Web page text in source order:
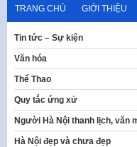
TRANG CHỦ GIỚI THIỆU
Tin tức – Sự kiện
Văn hóa
Thể Thao
Quy tắc ứng xử
Người Hà Nội thanh lịch, văn
Hà Nội đẹp và chưa đẹp